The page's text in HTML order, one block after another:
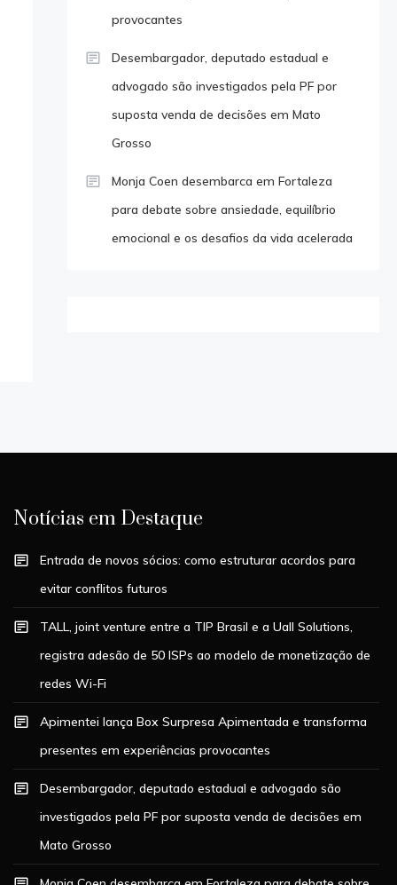
provocantes
Desembargador, deputado estadual e
advogado são investigados pela PF por
suposta venda de decisões em Mato
Grosso
Monja Coen desembarca em Fortaleza
para debate sobre ansiedade, equilíbrio
emocional e os desafios da vida acelerada
Notícias em Destaque
Entrada de novos sócios: como estruturar acordos para
evitar conflitos futuros
TALL, joint venture entre a TIP Brasil e a Uall Solutions,
registra adesão de 50 ISPs ao modelo de monetização de
redes Wi-Fi
Apimentei lança Box Surpresa Apimentada e transforma
presentes em experiências provocantes
Desembargador, deputado estadual e advogado são
investigados pela PF por suposta venda de decisões em
Mato Grosso